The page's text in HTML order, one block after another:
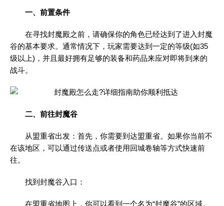
一、前置条件
在寻找封魔殿之前，请确保你的角色已经达到了进入封魔
谷的基本要求。通常情况下，玩家需要达到一定的等级(如35
级以上)，并且最好拥有足够的装备和药品来应对即将到来的
战斗。
二、前往封魔谷
从盟重省出发：首先，你需要到达盟重省。如果你当前不
在该地区，可以通过传送点或者使用回城卷轴等方式快速前
往。
找到封魔谷入口：
在盟重省地图上，你可以看到一个名为“封魔谷”的区域。